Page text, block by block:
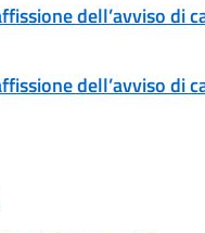
dell’avviso di
dell’avviso di